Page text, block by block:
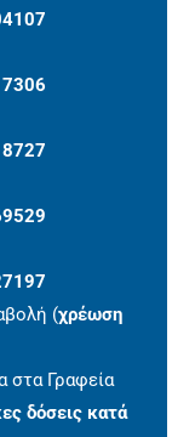
(χρέωση
στα Γραφεία
δόσεις κατά